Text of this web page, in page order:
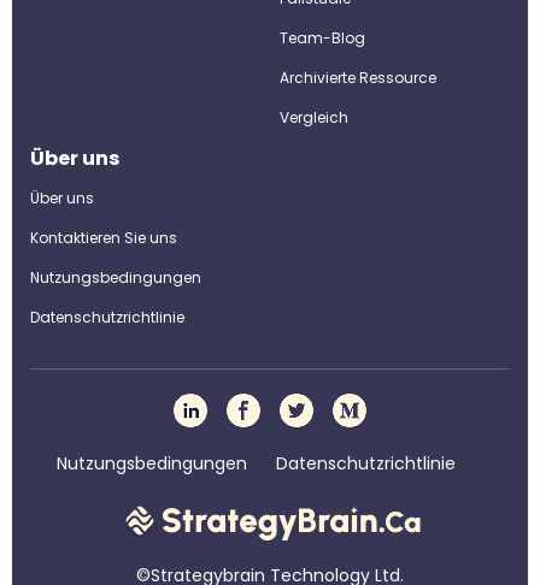
Team-Blog
Archivierte Ressource
Vergleich
Über uns
Über uns
Kontaktieren Sie uns
Nutzungsbedingungen
Datenschutzrichtlinie
Nutzungsbedingungen Datenschutzrichtlinie
©Strategybrain Technology Ltd.